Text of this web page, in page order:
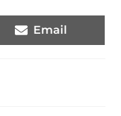
Email